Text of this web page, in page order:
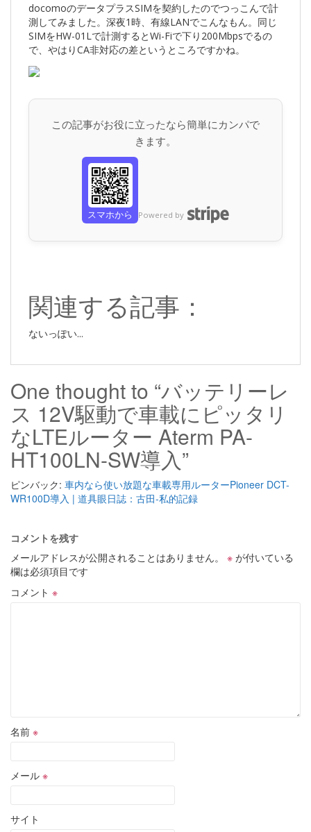
docomoのデータプラスSIMを契約したのでつっこんで計
測してみました。深夜1時、有線LANでこんなもん。同じ
SIMをHW-01Lで計測するとWi-Fiで下り200Mbpsでるの
で、やはりCA非対応の差というところですかね。
この記事がお役に立ったなら簡単にカンパで
きます。
スマホから Powered by
関連する記事：
ないっぽい...
One thought to “バッテリーレ
ス 12V駆動で車載にピッタリ
なLTEルーター Aterm PA-
HT100LN-SW導入”
ピンバック: 車内なら使い放題な車載専用ルーターPioneer DCT-
WR100D導入 | 道具眼日誌：古田-私的記録
コメントを残す
メールアドレスが公開されることはありません。
※ が付いている
欄は必須項目です
コメント ※
名前 ※
メール ※
サイト